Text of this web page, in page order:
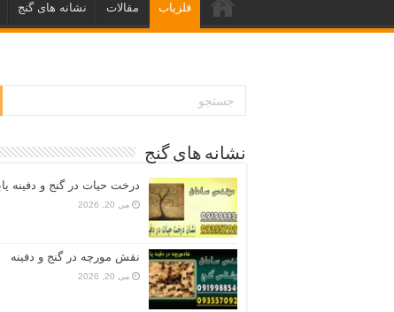
فلزیاب مقالات نشانه های گنج
نشانه های گنج
درخت حیات در گنج و دفینه
می 20, 2026
نقش مورچه در گنج و دفینه
می 20, 2026